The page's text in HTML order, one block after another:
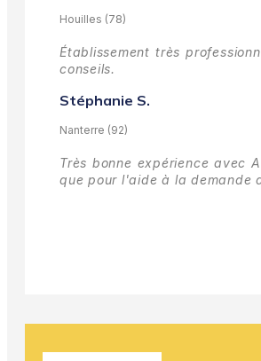
Houilles (78)
Établissement très
conseils.
Stéphanie S.
Nanterre (92)
Très bonne expérience avec
que pour l'aide à la demande